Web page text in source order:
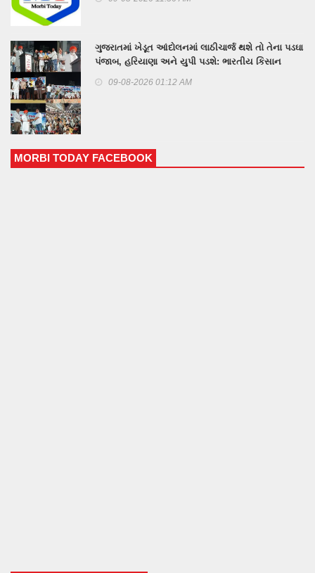
ગુજરાતમાં ખેડૂત આંદોલનમાં લાઠીચાર્જ થશે તો તેના પડઘા
પંજાબ, હરિયાણા અને યુપી પડશે: ભારતીય કિસાન
09-08-2026 01:12 AM
MORBI TODAY FACEBOOK